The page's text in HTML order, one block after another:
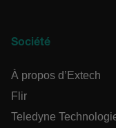
Société
À propos d’Extech
Flir
Teledyne